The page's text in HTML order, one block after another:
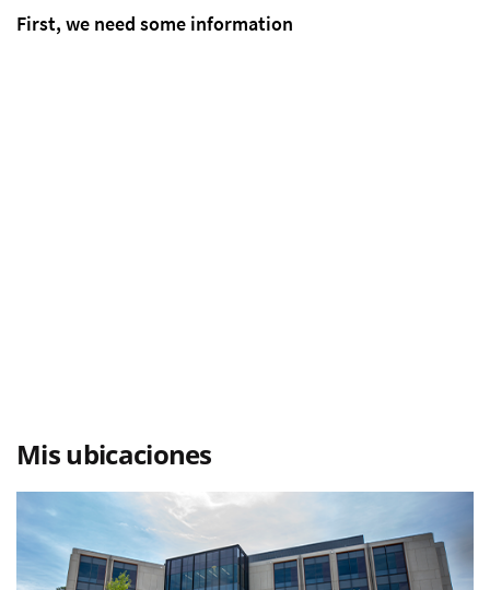
Mis ubicaciones